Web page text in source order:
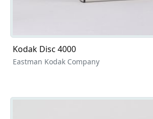
Kodak Disc 4000
Eastman Kodak Company